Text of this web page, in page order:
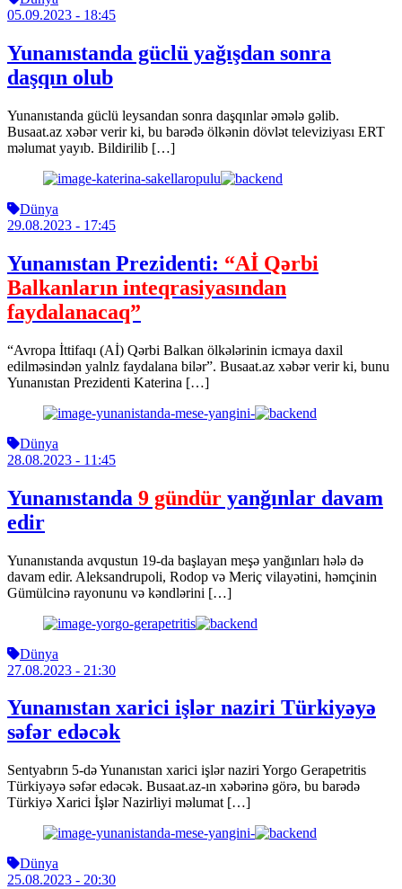
05.09.2023 - 18:45
Yunanıstanda güclü yağışdan sonra
daşqın olub
Yunanıstanda güclü leysandan sonra daşqınlar əmələ gəlib.
Busaat.az xəbər verir ki, bu barədə ölkənin dövlət televiziyası ERT
məlumat yayıb. Bildirilib […]
Dünya
29.08.2023 - 17:45
Yunanıstan Prezidenti: “Aİ Qərbi
Balkanların inteqrasiyasından
faydalanacaq”
“Avropa İttifaqı (Aİ) Qərbi Balkan ölkələrinin icmaya daxil
edilməsindən yalnlz faydalana bilər”. Busaat.az xəbər verir ki, bunu
Yunanıstan Prezidenti Katerina […]
Dünya
28.08.2023 - 11:45
Yunanıstanda 9 gündür yanğınlar davam
edir
Yunanıstanda avqustun 19-da başlayan meşə yanğınları hələ də
davam edir. Aleksandrupoli, Rodop və Meriç vilayətini, həmçinin
Gümülcinə rayonunu və kəndlərini […]
Dünya
27.08.2023 - 21:30
Yunanıstan xarici işlər naziri Türkiyəyə
səfər edəcək
Sentyabrın 5-də Yunanıstan xarici işlər naziri Yorgo Gerapetritis
Türkiyəyə səfər edəcək. Busaat.az-ın xəbərinə görə, bu barədə
Türkiyə Xarici İşlər Nazirliyi məlumat […]
Dünya
25.08.2023 - 20:30